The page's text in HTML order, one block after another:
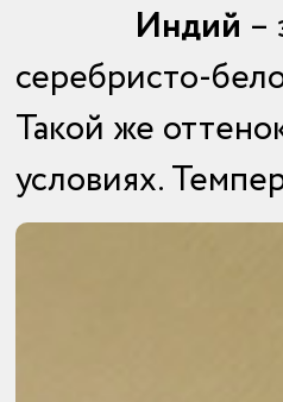
Индий –
серебристо-
Такой же
условиях.